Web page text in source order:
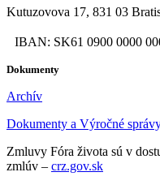
Kutuzovova 17, 831 03
IBAN: SK61 0900 0000
Dokumenty
Archív
Dokumenty a Výročné
Zmluvy Fóra života sú v
zmlúv – crz.gov.sk